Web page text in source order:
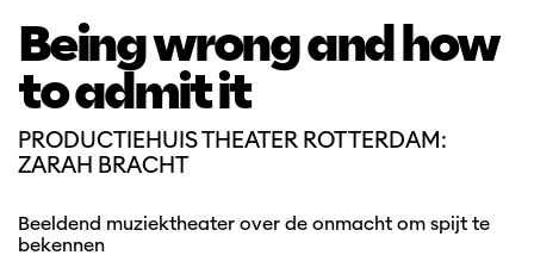
Being wrong and how
to admit it
PRODUCTIEHUIS THEATER ROTTERDAM:
ZARAH BRACHT
Beeldend muziektheater over de onmacht om spijt te
bekennen